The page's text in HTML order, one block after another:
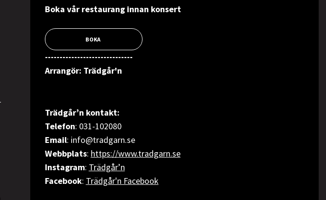
Boka vår restaurang innan konsert
BOKA
------------------------------
Arrangör: Trädgår'n
Trädgår’n kontakt:
Telefon: 031-102080
Email: info@tradgarn.se
Webbplats: https://www.tradgarn.se
Instagram: Trädgår’n
Facebook: Trädgår'n Facebook